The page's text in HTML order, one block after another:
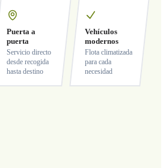
Puerta a
puerta
Servicio directo
desde recogida
hasta destino
Vehículos
modernos
Flota climatizada
para cada
necesidad